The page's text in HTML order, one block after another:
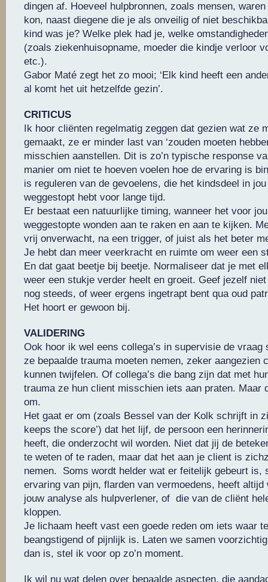
dingen af. Hoeveel hulpbronnen, zoals mensen,
kon, naast diegene die je als onveilig of niet
kind was je? Welke plek had je, welke
(zoals ziekenhuisopname, moeder die kindje verloor
etc.).
Gabor Maté zegt het zo mooi; ‘Elk kind heeft een
al komt het uit hetzelfde gezin’.
CRITICUS
Ik hoor cliënten regelmatig zeggen dat gezien wat ze
gemaakt, ze er minder last van ‘zouden moeten
misschien aanstellen. Dit is zo’n typische response
manier om niet te hoeven voelen hoe de ervaring is
is reguleren van de gevoelens, die het kindsdeel in
weggestopt hebt voor lange tijd.
Er bestaat een natuurlijke timing, wanneer het voor
weggestopte wonden aan te raken en aan te kijken.
vrij onverwacht, na een trigger, of juist als het beter
Je hebt dan meer veerkracht en ruimte om weer een
En dat gaat beetje bij beetje. Normaliseer dat je met
weer een stukje verder heelt en groeit. Geef jezelf
nog steeds, of weer ergens ingetrapt bent qua oud
Het hoort er gewoon bij.
VALIDERING
Ook hoor ik wel eens collega’s in supervisie de vraag
ze bepaalde trauma moeten nemen, zeker aangezien
kunnen twijfelen. Of collega’s die bang zijn dat met
trauma ze hun client misschien iets aan praten. Maar
om.
Het gaat er om (zoals Bessel van der Kolk schrijft in
keeps the score’) dat het lijf, de persoon een
heeft, die onderzocht wil worden. Niet dat jij de
te weten of te raden, maar dat het aan je client is
nemen. Soms wordt helder wat er feitelijk gebeurt is,
ervaring van pijn, flarden van vermoedens, heeft altijd
jouw analyse als hulpverlener, of die van de cliënt
kloppen.
Je lichaam heeft vast een goede reden om iets waar
beangstigend of pijnlijk is. Laten we samen
dan is, stel ik voor op zo’n moment.
Ik wil nu wat delen over bepaalde aspecten, die